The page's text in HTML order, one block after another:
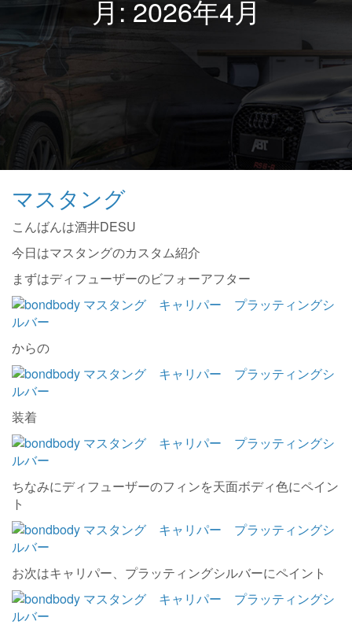
月: 2026年4月
マスタング
こんばんは酒井DESU
今日はマスタングのカスタム紹介
まずはディフューザーのビフォーアフター
からの
装着
ちなみにディフューザーのフィンを天面ボディ色にペイン
ト
お次はキャリパー、プラッティングシルバーにペイント